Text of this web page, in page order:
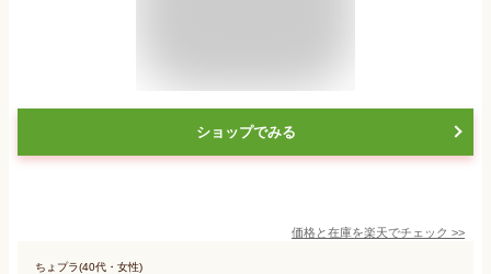
ショップでみる
価格と在庫を楽天でチェック >>
ちょプラ(40代・女性)